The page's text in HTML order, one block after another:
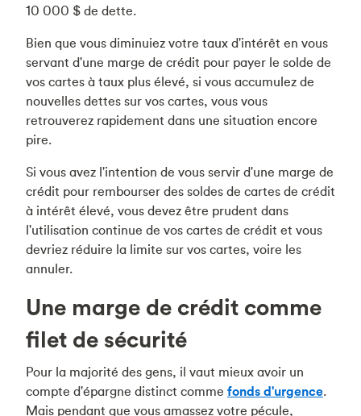
10 000 $ de dette.
Bien que vous diminuiez votre taux d'intérêt en vous
servant d'une marge de crédit pour payer le solde de
vos cartes à taux plus élevé, si vous accumulez de
nouvelles dettes sur vos cartes, vous vous
retrouverez rapidement dans une situation encore
pire.
Si vous avez l'intention de vous servir d'une marge de
crédit pour rembourser des soldes de cartes de crédit
à intérêt élevé, vous devez être prudent dans
l'utilisation continue de vos cartes de crédit et vous
devriez réduire la limite sur vos cartes, voire les
annuler.
Une marge de crédit comme
filet de sécurité
Pour la majorité des gens, il vaut mieux avoir un
compte d'épargne distinct comme fonds d'urgence.
Mais pendant que vous amassez votre pécule,